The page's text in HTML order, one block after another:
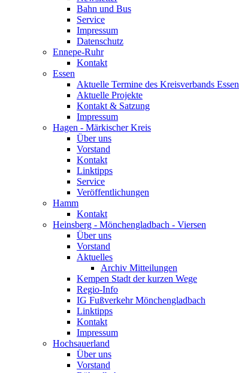
Bahn und Bus
Service
Impressum
Datenschutz
Ennepe-Ruhr
Kontakt
Essen
Aktuelle Termine des Kreisverbands Essen
Aktuelle Projekte
Kontakt & Satzung
Impressum
Hagen - Märkischer Kreis
Über uns
Vorstand
Kontakt
Linktipps
Service
Veröffentlichungen
Hamm
Kontakt
Heinsberg - Mönchengladbach - Viersen
Über uns
Vorstand
Aktuelles
Archiv Mitteilungen
Kempen Stadt der kurzen Wege
Regio-Info
IG Fußverkehr Mönchengladbach
Linktipps
Kontakt
Impressum
Hochsauerland
Über uns
Vorstand